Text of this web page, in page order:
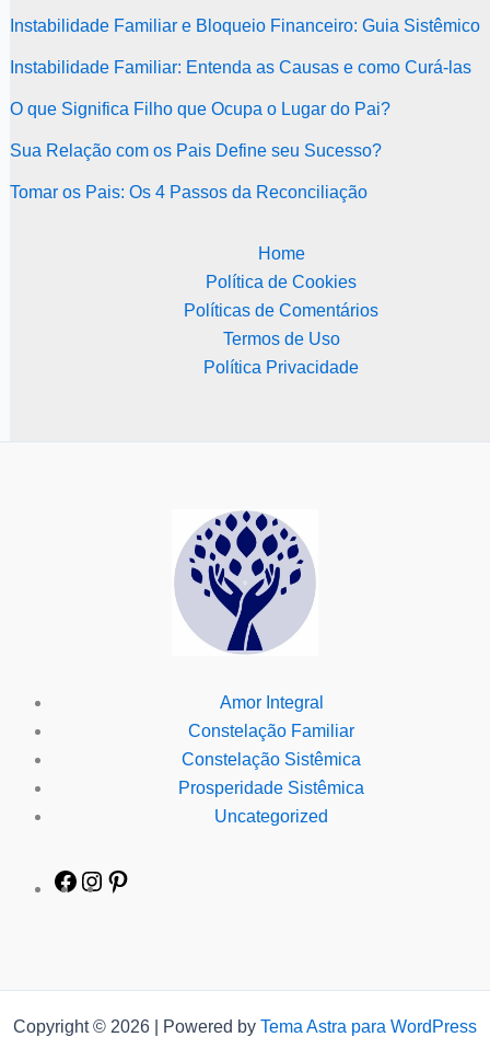
Instabilidade Familiar e Bloqueio Financeiro: Guia Sistêmico
Instabilidade Familiar: Entenda as Causas e como Curá-las
O que Significa Filho que Ocupa o Lugar do Pai?
Sua Relação com os Pais Define seu Sucesso?
Tomar os Pais: Os 4 Passos da Reconciliação
Home
Política de Cookies
Políticas de Comentários
Termos de Uso
Política Privacidade
Amor Integral
Constelação Familiar
Constelação Sistêmica
Prosperidade Sistêmica
Uncategorized
Copyright © 2026 | Powered by Tema Astra para WordPress